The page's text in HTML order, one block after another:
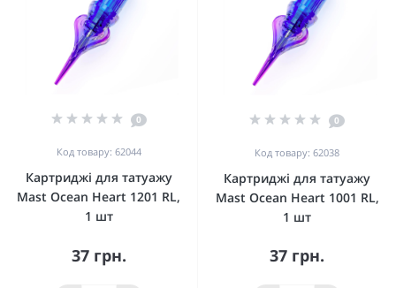
0
Код товару: 62044
Картриджі для татуажу
Mast Ocean Heart 1201 RL,
1 шт
37 грн.
0
Код товару: 62038
Картриджі для татуажу
Mast Ocean Heart 1001 RL,
1 шт
37 грн.